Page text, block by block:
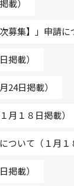
載）
募集】」申請に
掲載）
24日掲載）
月１８日掲載）
ついて（１月１
掲載）